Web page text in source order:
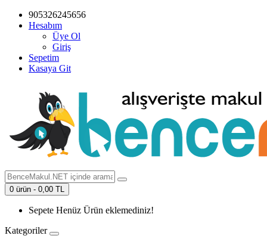
905326245656
Hesabım
Üye Ol
Giriş
Sepetim
Kasaya Git
0 ürün - 0,00 TL
Sepete Henüz Ürün eklemediniz!
Kategoriler